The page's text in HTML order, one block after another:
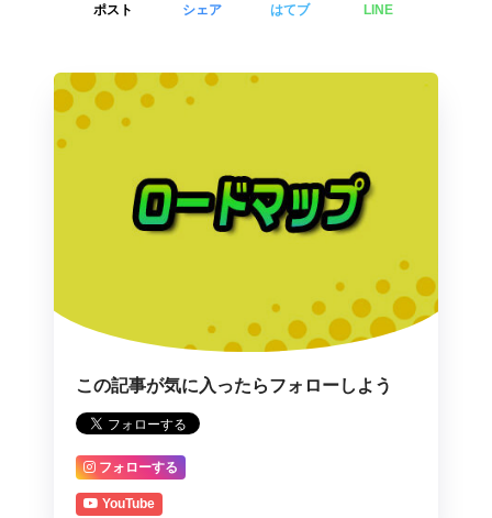
ポスト シェア はてブ LINE
この記事が気に入ったらフォローしよう
フォローする
YouTube